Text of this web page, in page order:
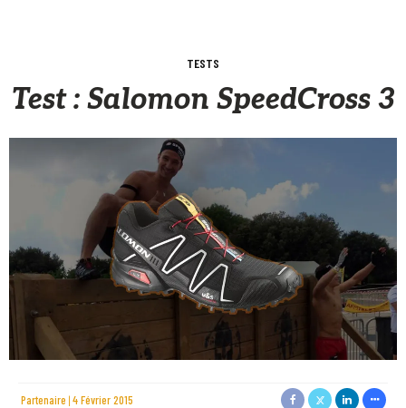
TESTS
Test : Salomon SpeedCross 3
Partenaire 4 Février 2015